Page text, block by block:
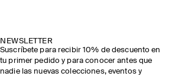
NEWSLETTER
Suscríbete para recibir 10% de descuento en
tu primer pedido y para conocer antes que
nadie las nuevas colecciones, eventos y